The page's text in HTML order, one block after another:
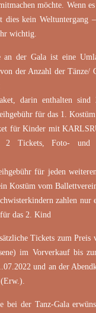
möchte. Wenn
dies kein Weltuntergang
wichtig.
an der Gala ist eine
der Anzahl der Tänze/
darin enthalten
für das 1. Kostüm
für Kinder mit
2 Tickets, Foto- und
für jeden
Kostüm vom
zahlen nur
das 2. Kind
Tickets zum
im Vorverkauf bis
und an der
bei der Tanz-Gala